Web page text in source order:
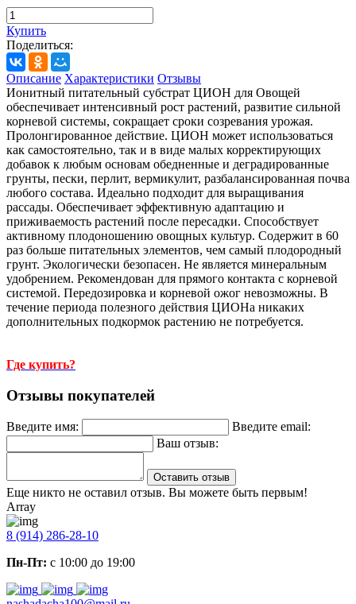
Купить
Поделиться:
Описание Характеристики Отзывы
Ионитный питательный субстрат ЦИОН для Овощей
обеспечивает интенсивный рост растений, развитие сильной
корневой системы, сокращает сроки созревания урожая.
Пролонгированное действие. ЦИОН может использоваться
как самостоятельно, так и в виде малых корректирующих
добавок к любым основам обедненные и деградированные
грунты, пески, перлит, вермикулит, разбалансированная почва
любого состава. Идеально подходит для выращивания
рассады. Обеспечивает эффективную адаптацию и
приживаемость растений после пересадки. Способствует
активному плодоношению овощных культур. Содержит в 60
раз больше питательных элементов, чем самый плодородный
грунт. Экологически безопасен. Не является минеральным
удобрением. Рекомендован для прямого контакта с корневой
системой. Передозировка и корневой ожог невозможны. В
течение периода полезного действия ЦИОНа никаких
дополнительных подкормок растению не потребуется.
Где купить?
Отзывы покупателей
Введите имя:
Введите email:
Ваш отзыв:
Оставить отзыв
Еще никто не оставил отзыв. Вы можете быть первым!
Array
8 (914) 286-28-10
Пн-Пт: с 10:00 до 19:00